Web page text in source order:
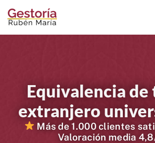
contenido
Equivalencia
extranjero
Más de 1.000 clientes
Valoración media